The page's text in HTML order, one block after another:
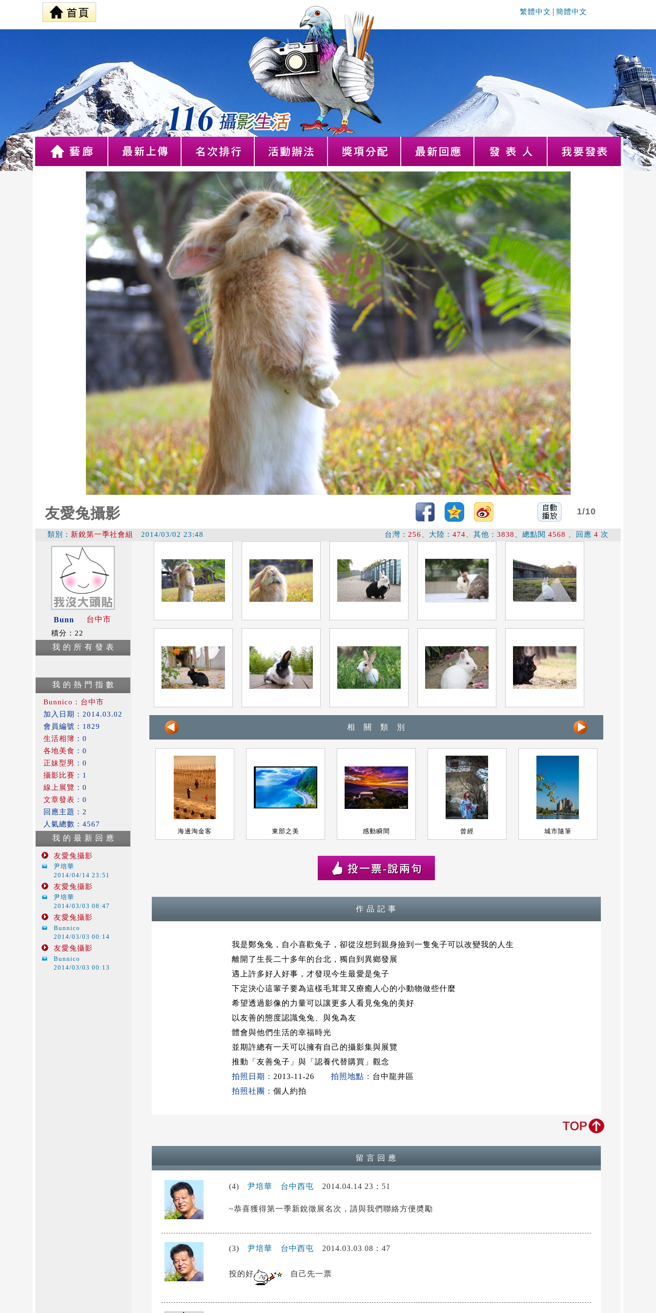
繁體中文 簡體中文
友愛兔攝影 1/10
類別： 新銳第一季社會組 2014/03/02 23:48 台灣： 256 、大陸： 474 、其他： 3838 、總點閱 4568 、回應 4 次
Bunn 台中市
積分：22
我 的 所 有 發 表
我 的 熱 門 指 數
Bunnico：台中市
加入日期：2014.03.02
會員編號：1829
生活相簿 ：0
各地美食 ：0
正妹型男 ：0
攝影比賽 ：1
線上展覽 ：0
文章發表 ：0
回應主題：2
人氣總數：4567
我 的 最 新 回 應
友愛兔攝影
尹培華
2014/04/14 23:51
友愛兔攝影
尹培華
2014/03/03 08:47
友愛兔攝影
Bunnico
2014/03/03 00:14
友愛兔攝影
Bunnico
2014/03/03 00:13
相 關 類 別
海邊淘金客 東部之美 感動瞬間 曾經 城市隨筆
作 品 記 事
我是鄭兔兔，自小喜歡兔子，卻從沒想到親身撿到一隻兔子可以改變我的人生
離開了生長二十多年的台北，獨自到異鄉發展
遇上許多好人好事，才發現今生最愛是兔子
下定決心這輩子要為這樣毛茸茸又療癒人心的小動物做些什麼
希望透過影像的力量可以讓更多人看見兔兔的美好
以友善的態度認識兔兔、與兔為友
體會與他們生活的幸福時光
並期許總有一天可以擁有自己的攝影集與展覽
推動「友善兔子」與「認養代替購買」觀念
拍照日期： 2013-11-26 拍照地點： 台中龍井區
拍照社團： 個人約拍
留 言 回 應
(4) 尹培華 台中西屯 2014.04.14 23：51
~恭喜獲得第一季新銳徵展名次，請與我們聯絡方便奬勵
(3) 尹培華 台中西屯 2014.03.03 08：47
投的好 自己先一票